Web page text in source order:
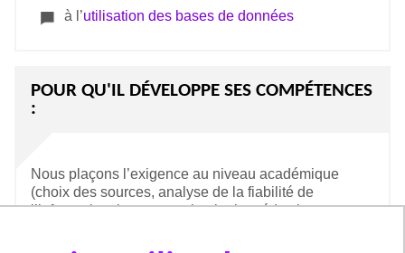
à l’utilisation des bases de données
POUR QU'IL DÉVELOPPE SES COMPÉTENCES
:
Nous plaçons l’exigence au niveau académique
(choix des sources, analyse de la fiabilité de
l’information, lutte contre le plagiat, rédaction